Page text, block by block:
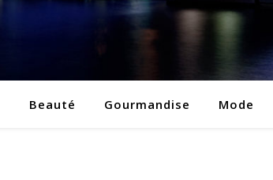
Beauté Gourmandise Mode